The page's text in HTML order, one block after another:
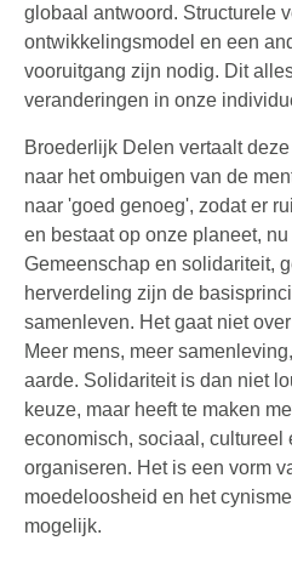
globaal antwoord. Structurele
ontwikkelingsmodel en een
vooruitgang zijn nodig. Dit
veranderingen in onze
Broederlijk Delen vertaalt
naar het ombuigen van de
naar 'goed genoeg', zodat er
en bestaat op onze planeet,
Gemeenschap en solidariteit,
herverdeling zijn de
samenleven. Het gaat niet
Meer mens, meer
aarde. Solidariteit is dan niet
keuze, maar heeft te maken
economisch, sociaal, cultureel
organiseren. Het is een vorm
moedeloosheid en het
mogelijk.